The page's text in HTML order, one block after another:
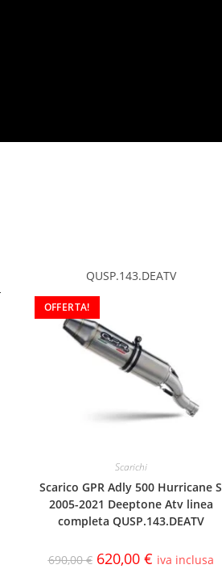
QUSP.143.DEATV
OFFERTA!
Scarichi
Scarico GPR Adly 500 Hurricane S
2005-2021 Deeptone Atv linea
completa QUSP.143.DEATV
690,00€ 620,00 € iva inclusa